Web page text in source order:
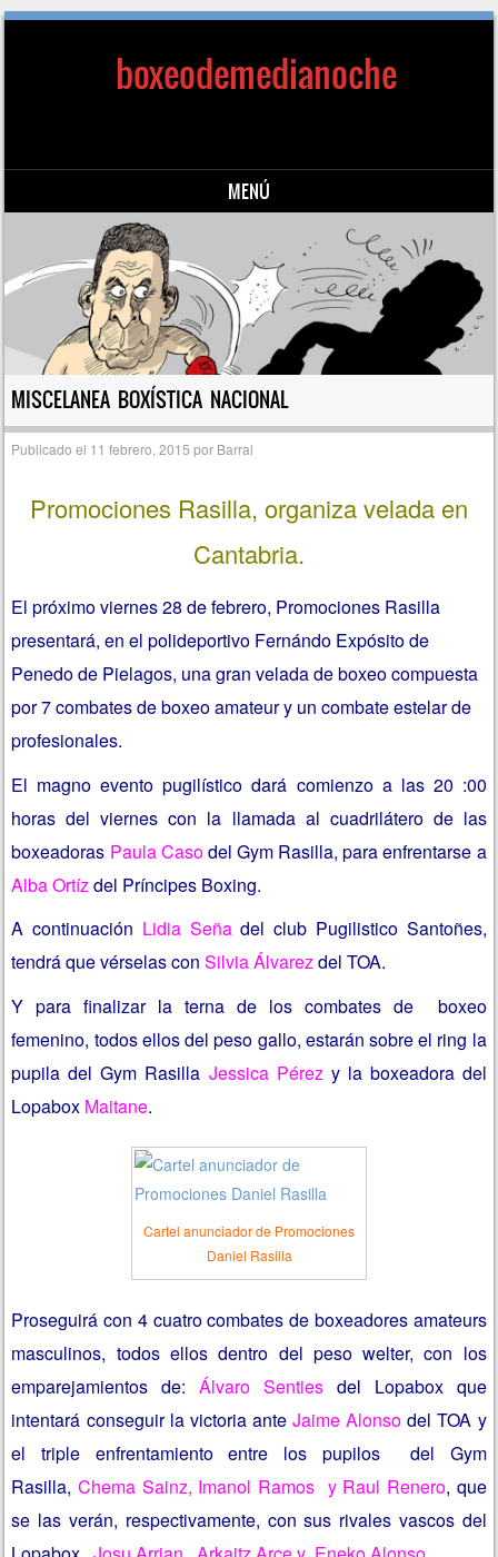
boxeodemedianoche
MENÚ
Saltar al contenido
MISCELANEA BOXÍSTICA NACIONAL
Publicado el 11 febrero, 2015 por Barral
Promociones Rasilla, organiza velada en
Cantabria.
El próximo viernes 28 de febrero, Promociones Rasilla
presentará, en el polideportivo Fernándo Expósito de
Penedo de Pielagos, una gran velada de boxeo compuesta
por 7 combates de boxeo amateur y un combate estelar de
profesionales.
El magno evento pugilístico dará comienzo a las 20 :00
horas del viernes con la llamada al cuadrilátero de las
boxeadoras Paula Casodel Gym Rasilla, para enfrentarse a
Alba Ortízdel Príncipes Boxing.
A continuación Lidia Señadel club Pugilistico Santoñes,
tendrá que vérselas con Silvia Álvarezdel TOA.
Y para finalizar la terna de los combates de boxeo
femenino, todos ellos del peso gallo, estarán sobre el ring la
pupila del Gym Rasilla Jessica Pérezy la boxeadora del
Lopabox Maitane.
Cartel anunciador de Promociones
Daniel Rasilla
Proseguirá con 4 cuatro combates de boxeadores amateurs
masculinos, todos ellos dentro del peso welter, con los
emparejamientos de:Álvaro Senties del Lopabox que
intentará conseguir la victoria anteJaime Alonso del TOA y
el triple enfrentamiento entre los pupilos del Gym
Rasilla,Chema Sainz, Imanol Ramos y Raul Renero, que
se las verán, respectivamente, con sus rivales vascos del